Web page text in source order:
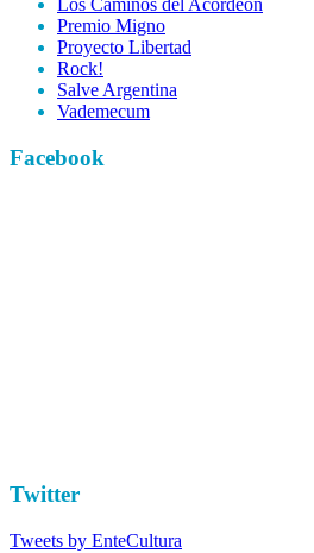
Los Caminos del Acordeón
Premio Migno
Proyecto Libertad
Rock!
Salve Argentina
Vademecum
Facebook
Twitter
Tweets by EnteCultura